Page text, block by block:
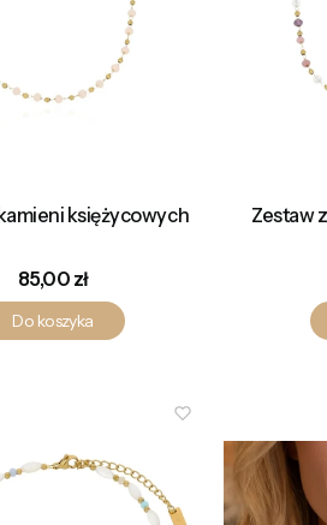
księżycowych
Cena
85,00 zł
Do koszyka
Zestaw